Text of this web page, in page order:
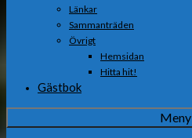
Länkar
Sammanträden
Övrigt
Hemsidan
Hitta hit!
Gästbok
Meny